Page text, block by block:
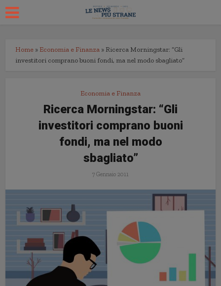
Home » Economia e Finanza » Ricerca Morningstar: “Gli
investitori comprano buoni fondi, ma nel modo sbagliato”
Economia e Finanza
Ricerca Morningstar: “Gli
investitori comprano buoni
fondi, ma nel modo
sbagliato”
7 Gennaio 2011